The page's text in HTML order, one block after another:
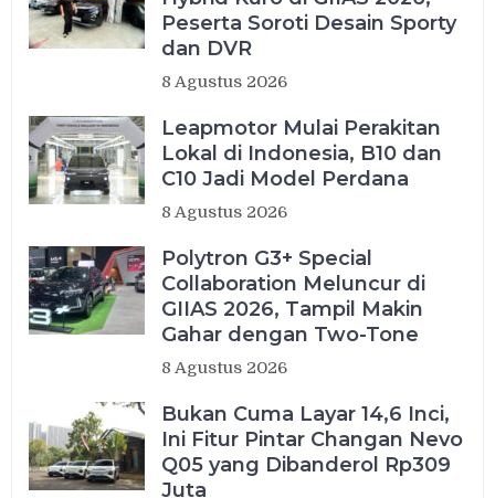
Peserta Soroti Desain Sporty
dan DVR
8 Agustus 2026
Leapmotor Mulai Perakitan
Lokal di Indonesia, B10 dan
C10 Jadi Model Perdana
8 Agustus 2026
Polytron G3+ Special
Collaboration Meluncur di
GIIAS 2026, Tampil Makin
Gahar dengan Two-Tone
8 Agustus 2026
Bukan Cuma Layar 14,6 Inci,
Ini Fitur Pintar Changan Nevo
Q05 yang Dibanderol Rp309
Juta